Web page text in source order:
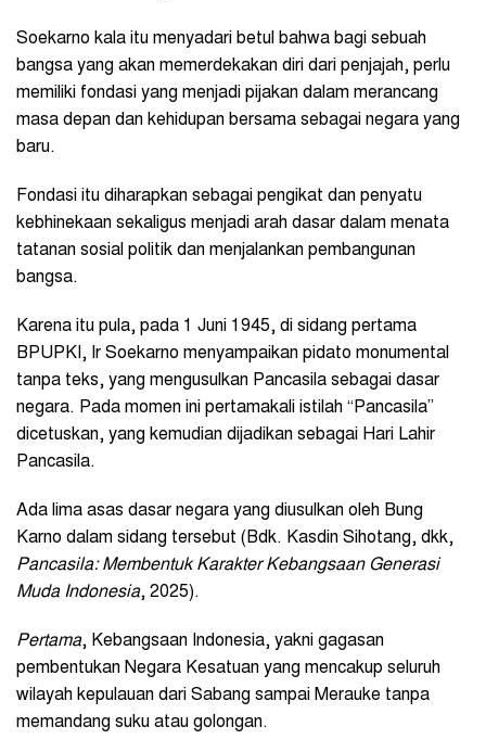
Soekarno kala itu menyadari betul bahwa bagi sebuah
bangsa yang akan memerdekakan diri dari penjajah, perlu
memiliki fondasi yang menjadi pijakan dalam merancang
masa depan dan kehidupan bersama sebagai negara yang
baru.
Fondasi itu diharapkan sebagai pengikat dan penyatu
kebhinekaan sekaligus menjadi arah dasar dalam menata
tatanan sosial politik dan menjalankan pembangunan
bangsa.
Karena itu pula, pada 1 Juni 1945, di sidang pertama
BPUPKI, Ir Soekarno menyampaikan pidato monumental
tanpa teks, yang mengusulkan Pancasila sebagai dasar
negara. Pada momen ini pertamakali istilah “Pancasila”
dicetuskan, yang kemudian dijadikan sebagai Hari Lahir
Pancasila.
Ada lima asas dasar negara yang diusulkan oleh Bung
Karno dalam sidang tersebut (Bdk. Kasdin Sihotang, dkk,
Pancasila: Membentuk Karakter Kebangsaan Generasi
Muda Indonesia, 2025).
Pertama, Kebangsaan Indonesia, yakni gagasan
pembentukan Negara Kesatuan yang mencakup seluruh
wilayah kepulauan dari Sabang sampai Merauke tanpa
memandang suku atau golongan.